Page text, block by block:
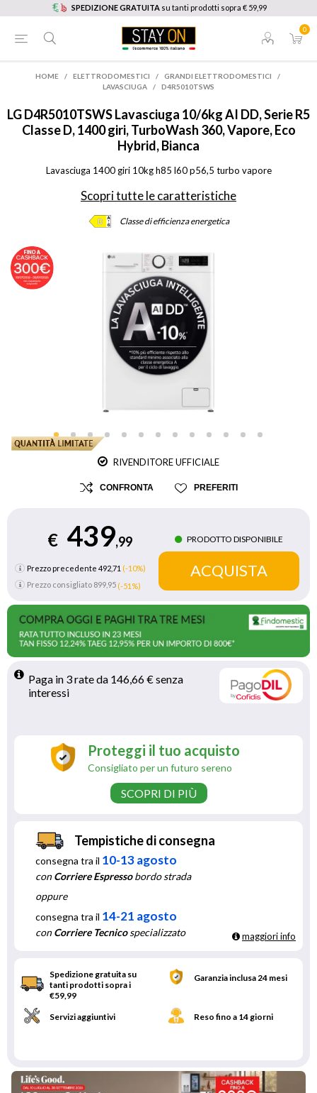
SPEDIZIONE GRATUITA su tanti prodotti sopra € 59,99
0
HOME / ELETTRODOMESTICI / GRANDI ELETTRODOMESTICI
/
LAVASCIUGA
/ D4R5010TSWS
LGD4R5010TSWS Lavasciuga 10/6kg AI DD, Serie R5
Classe D, 1400 giri, TurboWash 360, Vapore, Eco
Hybrid, Bianca
Lavasciuga 1400 giri 10kg h85 l60 p56,5 turbo vapore
Scopri tutte le caratteristiche
Classe di efficienza energetica
RIVENDITORE UFFICIALE
CONFRONTA PREFERITI
€ 439,99
Prezzo precedente 492,71 (-10%)
Prezzo consigliato 899,95 (-51%)
PRODOTTO DISPONIBILE
Paga in 3 rate da 146,66 € senza
interessi
Proteggi il tuo acquisto
Consigliato per un futuro sereno
SCOPRI DI PIÙ
Tempistiche di consegna
consegna tra il 10-13 agosto
conCorriere Espressobordo strada
oppure
consegna tra il 14-21 agosto
conCorriere Tecnicospecializzato maggiori info
Spedizione gratuita su
tanti prodotti sopra i
€59,99
Garanzia inclusa 24 mesi
Servizi aggiuntivi Reso fino a 14 giorni